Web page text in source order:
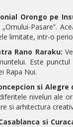
Orongo pe
Pasare”.
limitate, intr-o
Rano Raraku:
Este
Rapa Nui.
si Alegre
niveluri ale
si arhitectura
si